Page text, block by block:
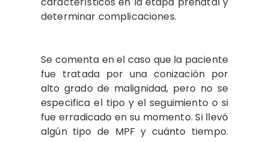
determinar complicaciones.
Se comenta en el caso que la paciente
fue tratada por una conización por
alto grado de malignidad, pero no se
especifica el tipo y el seguimiento o si
fue erradicado en su momento. Si llevó
algún tipo de MPF y cuánto tiempo.